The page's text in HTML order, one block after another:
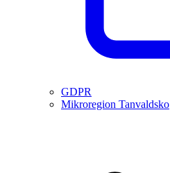
GDPR
Mikroregion Tanvaldsko